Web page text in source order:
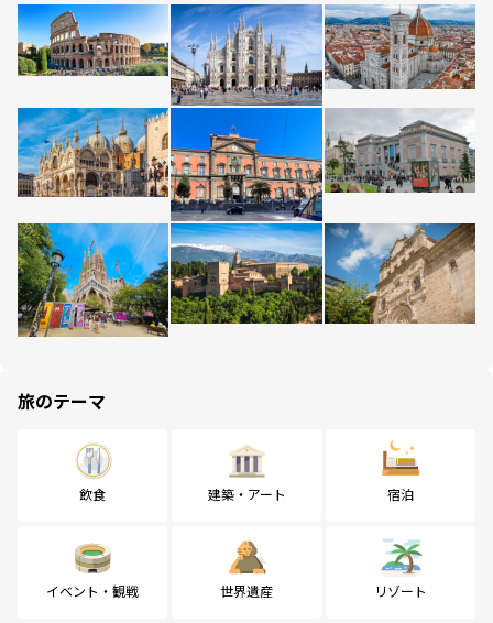
旅のテーマ
飲食 建築・アート 宿泊
イベント・観戦 世界遺産 リゾート